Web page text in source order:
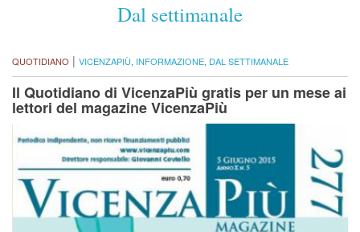
Dal settimanale
QUOTIDIANO | VICENZAPIÙ, INFORMAZIONE, DAL SETTIMANALE
Il Quotidiano di VicenzaPiù gratis per un mese ai
lettori del magazine VicenzaPiù